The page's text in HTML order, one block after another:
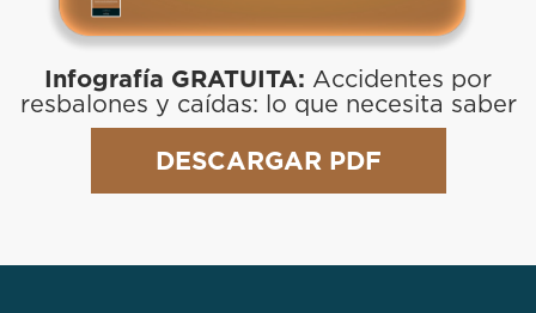
Infografía GRATUITA: Accidentes por
resbalones y caídas: lo que necesita saber
DESCARGAR PDF